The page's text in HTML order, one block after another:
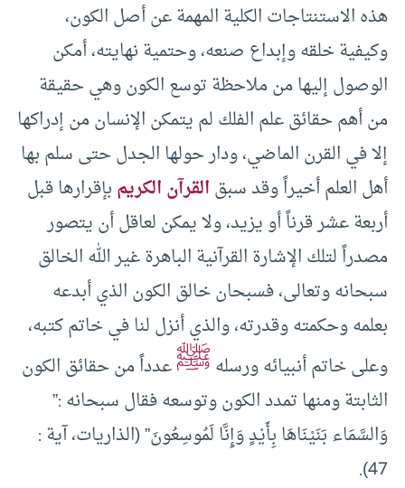
هذه الاستنتاجات الكلية المهمة عن أصل الكون،
وكيفية خلقه وإبداع صنعه، وحتمية نهايته، أمكن
الوصول إليها من ملاحظة توسع الكون وهي حقيقة
من أهم حقائق علم الفلك لم يتمكن الإنسان من إدراكها
إلا في القرن الماضي، ودار حولها الجدل حتى سلم بها
أهل العلم أخيراً وقد سبقالقرآن الكريمبإقرارها قبل
أربعة عشر قرناً أو يزيد، ولا يمكن لعاقل أن يتصور
مصدراً لتلك الإشارة القرآنية الباهرة غير الله الخالق
سبحانه وتعالى، فسبحان خالق الكون الذي أبدعه
بعلمه وحكمته وقدرته، والذي أنزل لنا في خاتم كتبه،
وعلى خاتم أنبيائه ورسلهﷺعدداً من حقائق الكون
الثابتة ومنها تمدد الكون وتوسعه فقال سبحانه :”
وَالسَّمَاء بَنَيْنَاهَا بِأَيْدٍ وَإِنَّا لَمُوسِعُونَ” (الذاريات، آية :
47).